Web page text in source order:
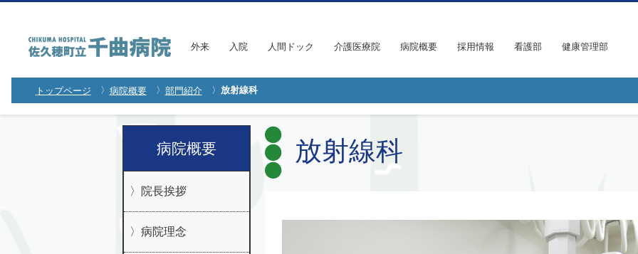
外来 入院 人間ドック 介護医療院 病院概要 採用情報 看護部 健康管理部
トップページ 病院概要 部門紹介 放射線科
病院概要
院長挨拶
病院理念
放射線科